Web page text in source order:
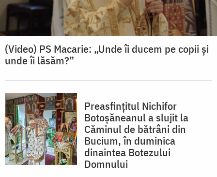
(Video) PS Macarie: „Unde îi ducem pe copii și
unde îi lăsăm?”
Preasfințitul Nichifor
Botoșăneanul a slujit la
Căminul de bătrâni din
Bucium, în duminica
dinaintea Botezului
Domnului